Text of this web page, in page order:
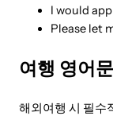
I would
Please let
여행 영어
해외여행 시 필수